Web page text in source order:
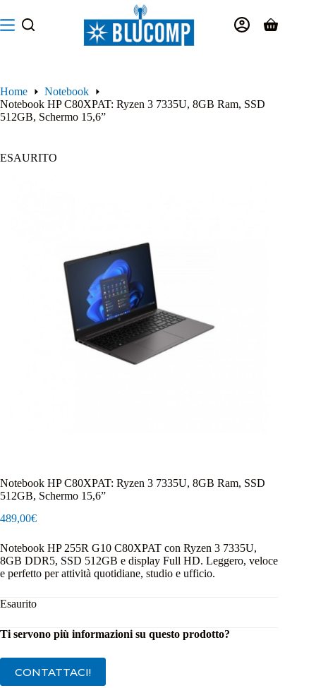
al
contenuto
Carrello
Home
Notebook
Notebook HP C80XPAT: Ryzen 3 7335U, 8GB Ram, SSD
512GB, Schermo 15,6”
ESAURITO
Notebook HP C80XPAT: Ryzen 3 7335U, 8GB Ram, SSD
512GB, Schermo 15,6”
489,00€
Notebook HP 255R G10 C80XPAT con Ryzen 3 7335U,
8GB DDR5, SSD 512GB e display Full HD. Leggero, veloce
e perfetto per attività quotidiane, studio e ufficio.
Esaurito
Ti servono più informazioni su questo prodotto?
CONTATTACI!